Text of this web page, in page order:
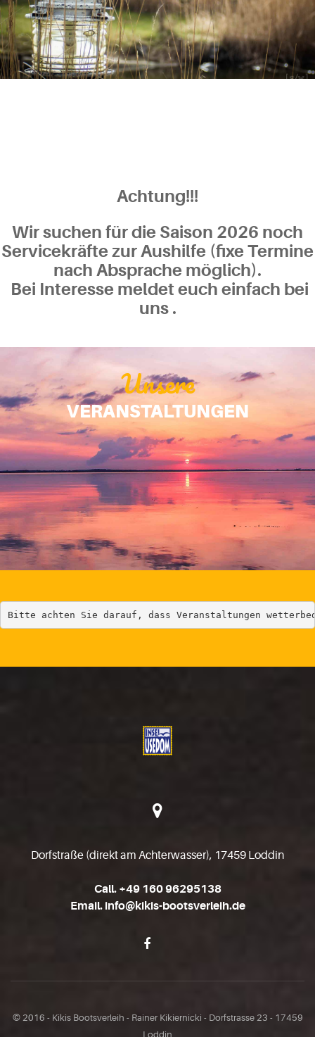
Entspannung
Achtung!!!
Wir suchen für die Saison 2026 noch
Servicekräfte zur Aushilfe (fixe Termine
nach Absprache möglich).
Bei Interesse meldet euch einfach bei
uns .
Unsere
VERANSTALTUNGEN
Bitte achten Sie darauf, dass Veranstaltungen
Dorfstraße (direkt am Achterwasser), 17459 Loddin
Call. +49 160 96295138
Email. info@kikis-bootsverleih.de
© 2016 - Kikis Bootsverleih - Rainer Kikiernicki - Dorfstrasse 23 - 17459
Loddin